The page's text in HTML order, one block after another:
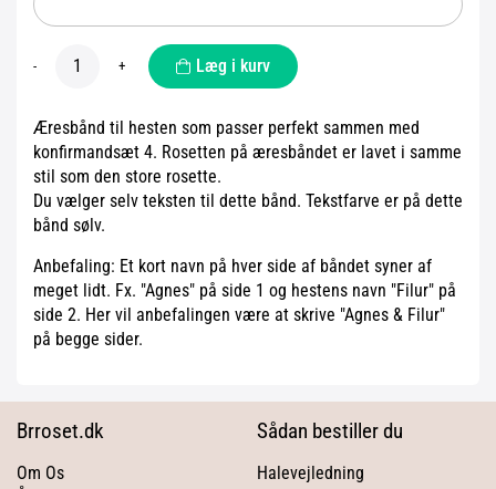
- + Læg i kurv
Æresbånd til hesten som passer perfekt sammen med
konfirmandsæt 4. Rosetten på æresbåndet er lavet i samme
stil som den store rosette.
Du vælger selv teksten til dette bånd. Tekstfarve er på dette
bånd sølv.
Anbefaling: Et kort navn på hver side af båndet syner af
meget lidt. Fx. "Agnes" på side 1 og hestens navn "Filur" på
side 2. Her vil anbefalingen være at skrive "Agnes & Filur"
på begge sider.
Brroset.dk
Om Os
Sådan bestiller du
Halevejledning